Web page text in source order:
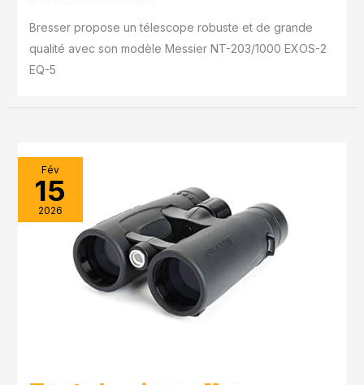
Bresser propose un télescope robuste et de grande
qualité avec son modèle Messier NT-203/1000 EXOS-2
EQ-5
Fév
15
2026